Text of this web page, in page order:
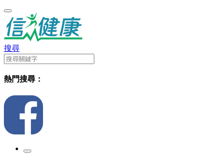
搜尋
熱門搜尋：